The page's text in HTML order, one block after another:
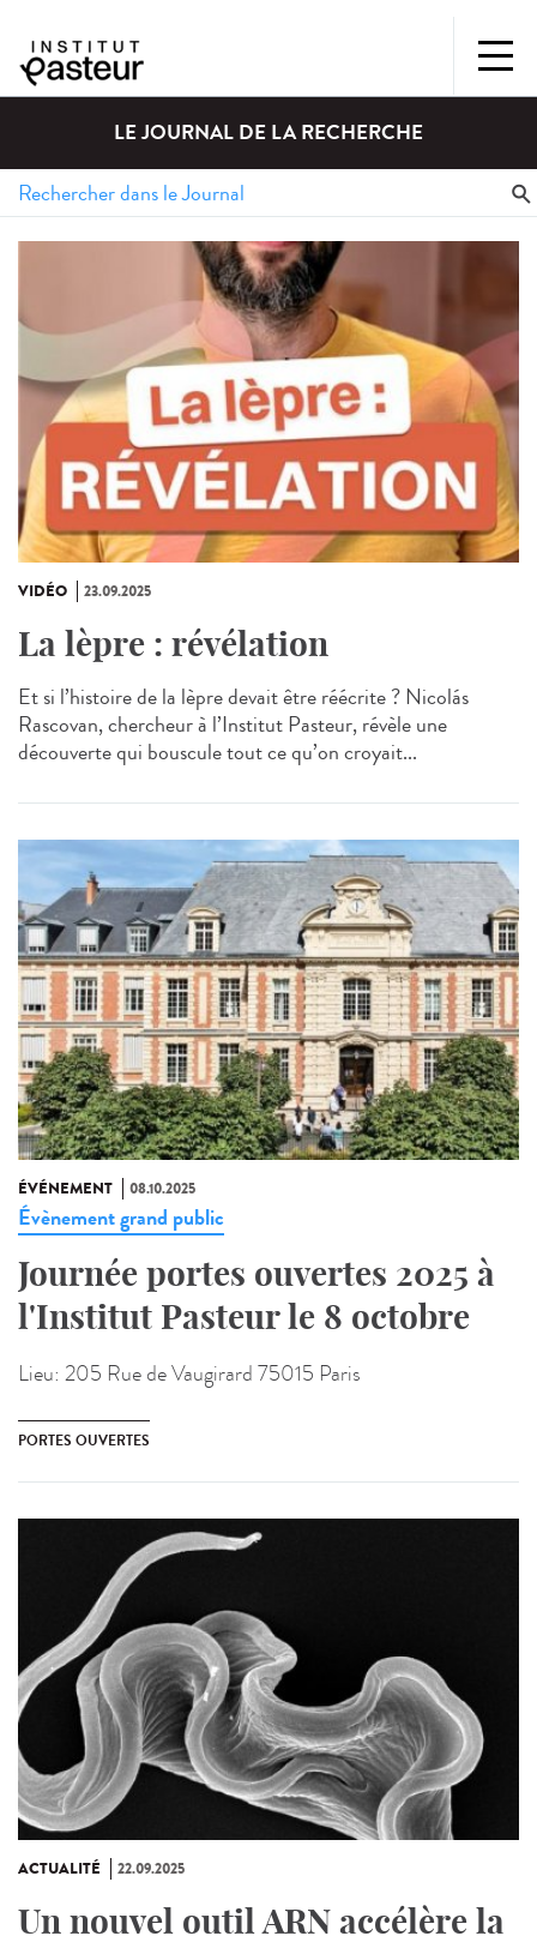
LE JOURNAL DE LA RECHERCHE
VIDÉO 23.09.2025
La lèpre : révélation
Et si l’histoire de la lèpre devait être réécrite ? Nicolás
Rascovan, chercheur à l’Institut Pasteur, révèle une
découverte qui bouscule tout ce qu’on croyait...
ÉVÉNEMENT 08.10.2025
Évènement grand public
Journée portes ouvertes 2025 à
l'Institut Pasteur le 8 octobre
Lieu: 205 Rue de Vaugirard 75015 Paris
PORTES OUVERTES
ACTUALITÉ 22.09.2025
Un nouvel outil ARN accélère la